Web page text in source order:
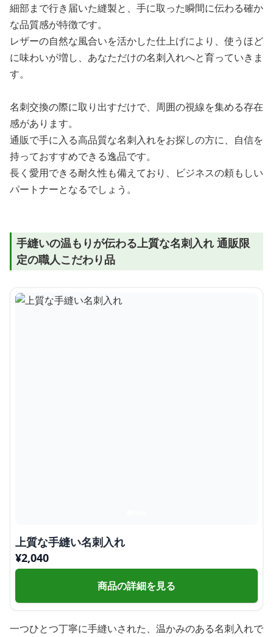
細部まで行き届いた縫製と、手に取った瞬間に伝わる確か
な品質感が特徴です。
レザーの自然な風合いを活かした仕上げにより、使うほど
に味わいが増し、あなただけの名刺入れへと育っていきま
す。
名刺交換の際に取り出すだけで、周囲の視線を集める存在
感があります。
通販で手に入る高品質な名刺入れをお探しの方に、自信を
持っておすすめできる逸品です。
長く愛用できる耐久性も備えており、ビジネスの頼もしい
パートナーとなるでしょう。
手縫いの温もりが伝わる上質な名刺入れ 通販限
定の職人こだわり品
上質な手縫い名刺入れ
¥2,040
商品の詳細を見る
一つひとつ丁寧に手縫いされた、温かみのある名刺入れで